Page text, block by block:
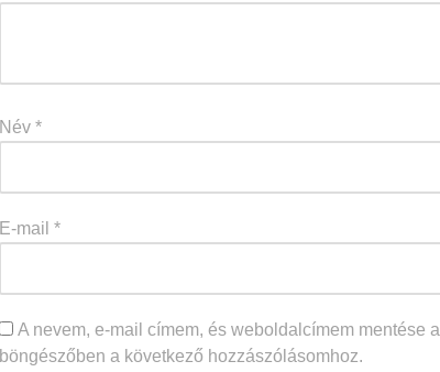
Név *
E-mail *
A nevem, e-mail címem, és weboldalcímem mentése a
böngészőben a következő hozzászólásomhoz.